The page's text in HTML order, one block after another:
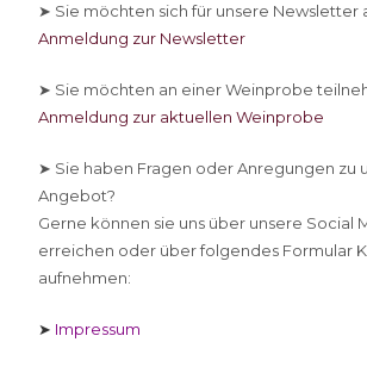
➤ Sie möchten sich für unsere Newsletter
Anmeldung zur Newsletter
➤ Sie möchten an einer Weinprobe
Anmeldung zur aktuellen Weinprobe
➤ Sie haben Fragen oder Anregungen zu
Angebot?
Gerne können sie uns über unsere Social
erreichen oder über folgendes Formular
aufnehmen:
➤ Impressum